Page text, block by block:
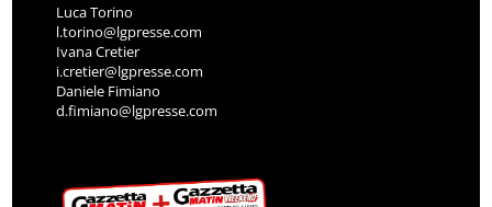
Luca Torino
l.torino@lgpresse.com
Ivana Cretier
i.cretier@lgpresse.com
Daniele Fimiano
d.fimiano@lgpresse.com